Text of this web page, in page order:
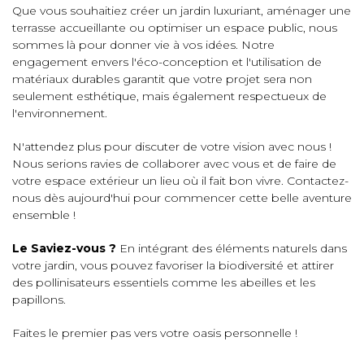
Que vous souhaitiez créer un jardin luxuriant, aménager une
terrasse accueillante ou optimiser un espace public, nous
sommes là pour donner vie à vos idées. Notre
engagement envers l'éco-conception et l'utilisation de
matériaux durables garantit que votre projet sera non
seulement esthétique, mais également respectueux de
l'environnement.
N'attendez plus pour discuter de votre vision avec nous !
Nous serions ravies de collaborer avec vous et de faire de
votre espace extérieur un lieu où il fait bon vivre. Contactez-
nous dès aujourd'hui pour commencer cette belle aventure
ensemble !
Le Saviez-vous ? En intégrant des éléments naturels dans
votre jardin, vous pouvez favoriser la biodiversité et attirer
des pollinisateurs essentiels comme les abeilles et les
papillons.
Faites le premier pas vers votre oasis personnelle !